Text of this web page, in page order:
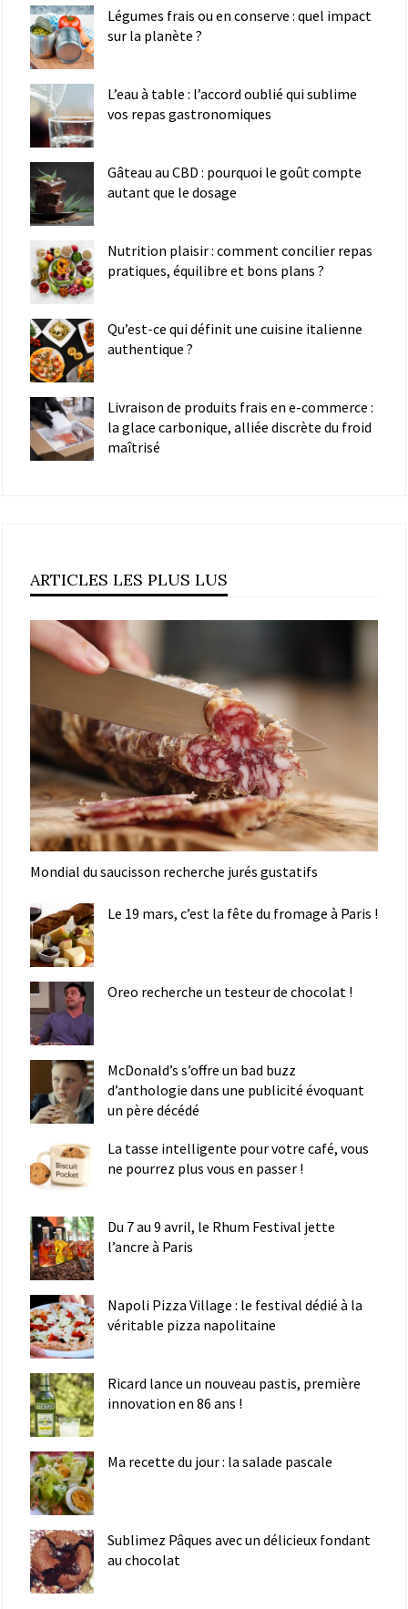
Légumes frais ou en conserve : quel impact
sur la planète ?
L’eau à table : l’accord oublié qui sublime
vos repas gastronomiques
Gâteau au CBD : pourquoi le goût compte
autant que le dosage
Nutrition plaisir : comment concilier repas
pratiques, équilibre et bons plans ?
Qu’est-ce qui définit une cuisine italienne
authentique ?
Livraison de produits frais en e-commerce :
la glace carbonique, alliée discrète du froid
maîtrisé
ARTICLES LES PLUS LUS
Mondial du saucisson recherche jurés gustatifs
Le 19 mars, c’est la fête du fromage à Paris !
Oreo recherche un testeur de chocolat !
McDonald’s s’offre un bad buzz
d’anthologie dans une publicité évoquant
un père décédé
La tasse intelligente pour votre café, vous
ne pourrez plus vous en passer !
Du 7 au 9 avril, le Rhum Festival jette
l’ancre à Paris
Napoli Pizza Village : le festival dédié à la
véritable pizza napolitaine
Ricard lance un nouveau pastis, première
innovation en 86 ans !
Ma recette du jour : la salade pascale
Sublimez Pâques avec un délicieux fondant
au chocolat